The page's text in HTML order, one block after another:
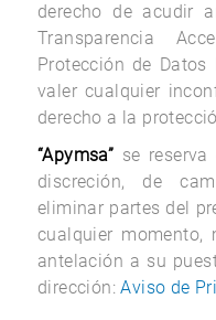
derecho de acudir
Transparencia
Protección de Datos
valer cualquier
derecho a la
“Apymsa” se
discreción, de
eliminar partes del
cualquier momento,
antelación a su
dirección:Aviso de